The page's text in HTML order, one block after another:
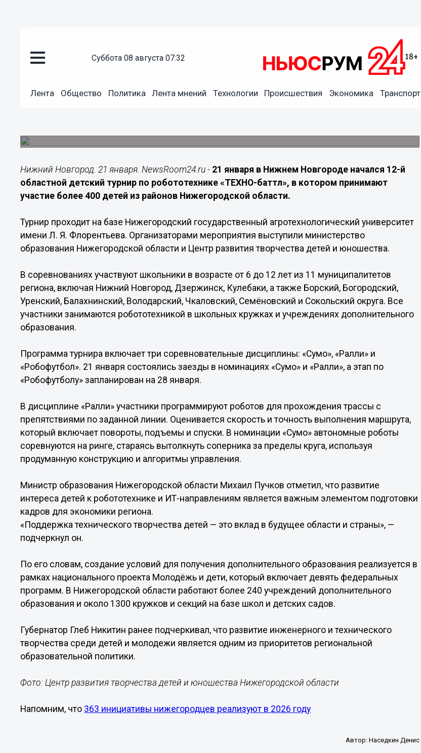
суббота 08 августа 07:32
Лента Общество Политика Лента мнений Технологии Происшествия Экономика Транспорт
В Нижегородской области стартовал 12-й детский турнир по
Нижний Новгород. 21 января. NewsRoom24.ru - 21 января в Нижнем Новгороде начался 12-й
областной детский турнир по робототехнике «ТЕХНО-баттл», в котором принимают
участие более 400 детей из районов Нижегородской области.
Турнир проходит на базе Нижегородский государственный агротехнологический университет
имени Л. Я. Флорентьева. Организаторами мероприятия выступили министерство
образования Нижегородской области и Центр развития творчества детей и юношества.
В соревнованиях участвуют школьники в возрасте от 6 до 12 лет из 11 муниципалитетов
региона, включая Нижний Новгород, Дзержинск, Кулебаки, а также Борский, Богородский,
Уренский, Балахнинский, Володарский, Чкаловский, Семёновский и Сокольский округа. Все
участники занимаются робототехникой в школьных кружках и учреждениях дополнительного
образования.
Программа турнира включает три соревновательные дисциплины: «Сумо», «Ралли» и
«Робофутбол». 21 января состоялись заезды в номинациях «Сумо» и «Ралли», а этап по
«Робофутболу» запланирован на 28 января.
В дисциплине «Ралли» участники программируют роботов для прохождения трассы с
препятствиями по заданной линии. Оценивается скорость и точность выполнения маршрута,
который включает повороты, подъемы и спуски. В номинации «Сумо» автономные роботы
соревнуются на ринге, стараясь вытолкнуть соперника за пределы круга, используя
продуманную конструкцию и алгоритмы управления.
Министр образования Нижегородской области Михаил Пучков отметил, что развитие
интереса детей к робототехнике и ИТ-направлениям является важным элементом подготовки
кадров для экономики региона.
«Поддержка технического творчества детей — это вклад в будущее области и страны», —
подчеркнул он.
По его словам, создание условий для получения дополнительного образования реализуется в
рамках национального проекта Молодёжь и дети, который включает девять федеральных
программ. В Нижегородской области работают более 240 учреждений дополнительного
образования и около 1300 кружков и секций на базе школ и детских садов.
Губернатор Глеб Никитин ранее подчеркивал, что развитие инженерного и технического
творчества среди детей и молодежи является одним из приоритетов региональной
образовательной политики.
Фото: Центр развития творчества детей и юношества Нижегородской области
Напомним, что 363 инициативы нижегородцев реализуют в 2026 году
Автор: Наседкин Денис